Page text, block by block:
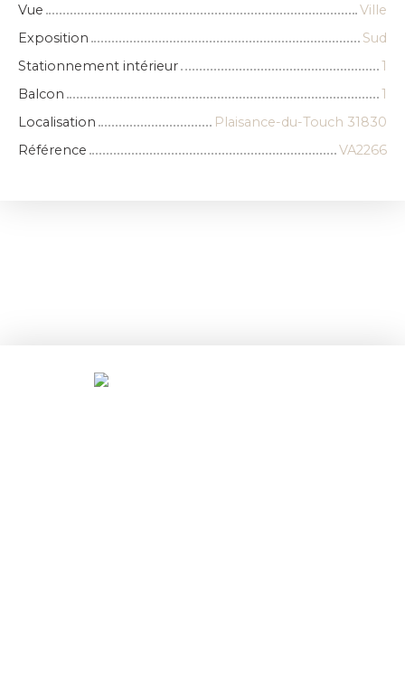
Vue
Ville
Exposition
Sud
Stationnement intérieur
1
Balcon
1
Localisation
Plaisance-du-Touch 31830
Référence
VA2266